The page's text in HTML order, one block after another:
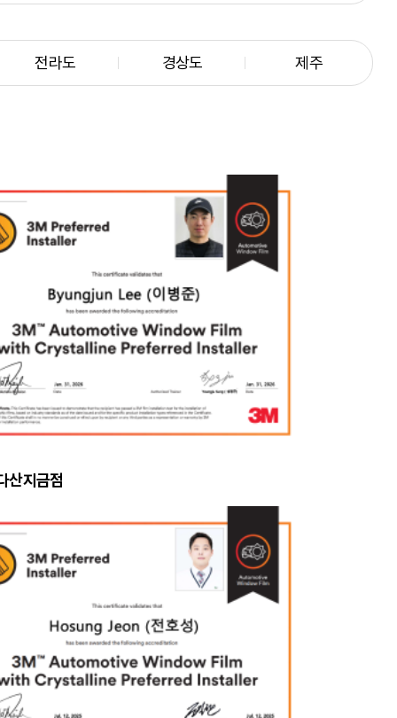
전라도 경상도 제주
산지금점